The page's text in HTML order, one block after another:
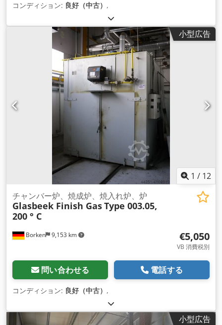
コンディション: 良好（中古） ,
小型広告
1 / 12
Borken 9,153 km
チャンバー炉、焼成炉、焼入れ炉、炉
Glasbeek Finish GasType 003.05,
200 ° C
€5,050
VB 消費税別
問い合わせる 電話する
コンディション: 良好（中古） ,
小型広告